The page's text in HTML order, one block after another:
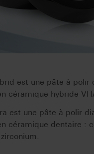
est une pâte à
céramique hybride
est une pâte à polir
céramique dentaire :